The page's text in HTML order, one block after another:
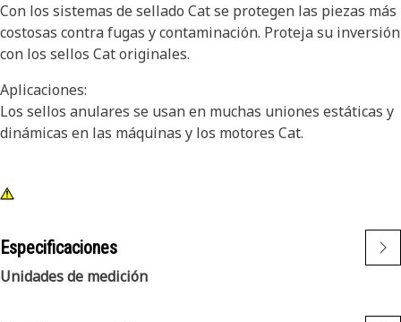
Con los sistemas de sellado Cat se protegen las piezas más
costosas contra fugas y contaminación. Proteja su inversión
con los sellos Cat originales.
Aplicaciones:
Los sellos anulares se usan en muchas uniones estáticas y
dinámicas en las máquinas y los motores Cat.
Especificaciones
Unidades de medición